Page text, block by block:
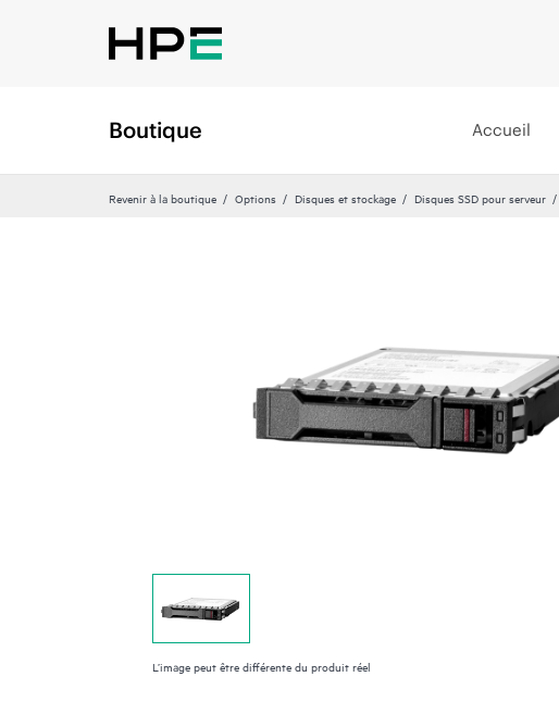
Boutique Accueil
Revenir à la boutique Options Disques et stockage Disques SSD pour serveur
L’image peut être différente du produit réel